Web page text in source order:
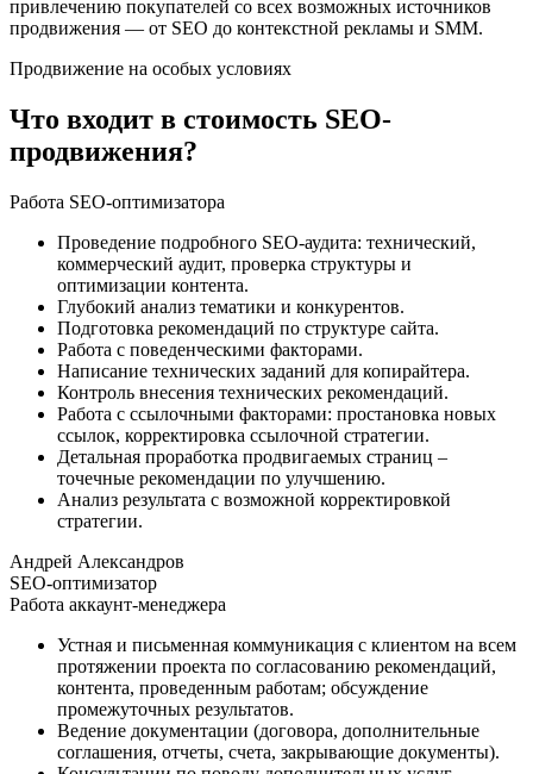
привлечению покупателей со всех возможных источников
продвижения — от SEO до контекстной рекламы и SMM.
Продвижение на особых условиях
Что входит в стоимость SEO-
продвижения?
Работа SEO-оптимизатора
Проведение подробного SEO-аудита: технический,
коммерческий аудит, проверка структуры и
оптимизации контента.
Глубокий анализ тематики и конкурентов.
Подготовка рекомендаций по структуре сайта.
Работа с поведенческими факторами.
Написание технических заданий для копирайтера.
Контроль внесения технических рекомендаций.
Работа с ссылочными факторами: простановка новых
ссылок, корректировка ссылочной стратегии.
Детальная проработка продвигаемых страниц –
точечные рекомендации по улучшению.
Анализ результата с возможной корректировкой
стратегии.
Андрей Александров
SEO-оптимизатор
Работа аккаунт-менеджера
Устная и письменная коммуникация с клиентом на всем
протяжении проекта по согласованию рекомендаций,
контента, проведенным работам; обсуждение
промежуточных результатов.
Ведение документации (договора, дополнительные
соглашения, отчеты, счета, закрывающие документы).